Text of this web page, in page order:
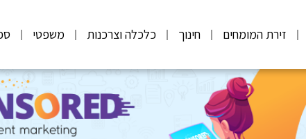
זירת המומחים חינוך כלכלה וצרכנות משפטי